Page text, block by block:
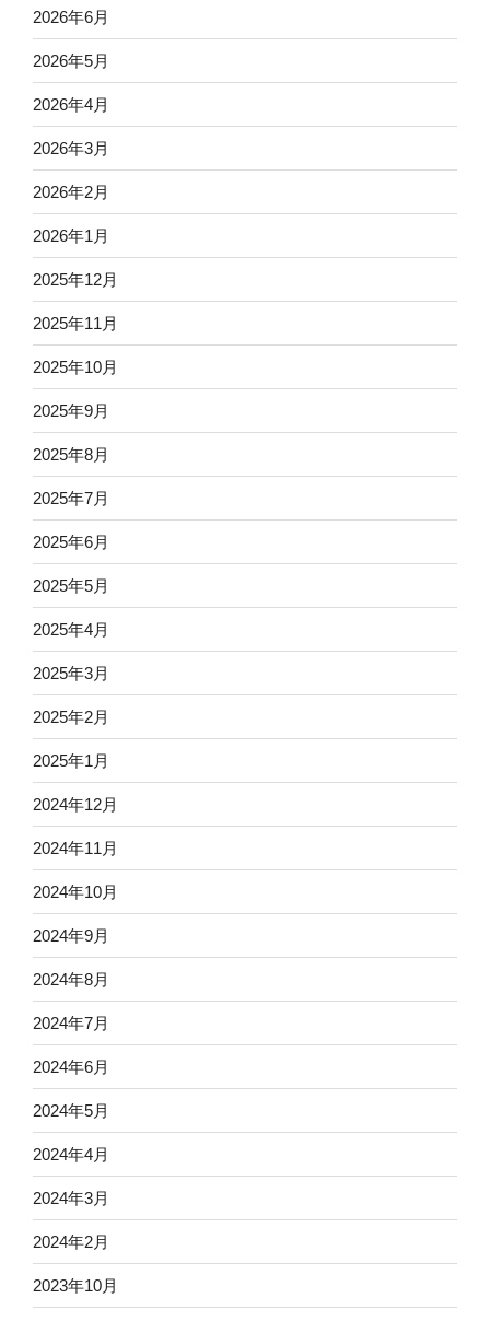
2026年6月
2026年5月
2026年4月
2026年3月
2026年2月
2026年1月
2025年12月
2025年11月
2025年10月
2025年9月
2025年8月
2025年7月
2025年6月
2025年5月
2025年4月
2025年3月
2025年2月
2025年1月
2024年12月
2024年11月
2024年10月
2024年9月
2024年8月
2024年7月
2024年6月
2024年5月
2024年4月
2024年3月
2024年2月
2023年10月